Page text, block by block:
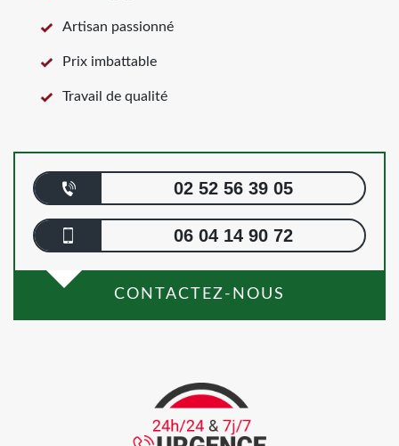
Artisan passionné
Prix imbattable
Travail de qualité
02 52 56 39 05
06 04 14 90 72
CONTACTEZ-NOUS